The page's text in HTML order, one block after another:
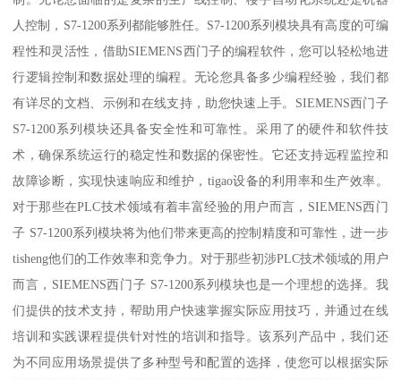
人控制，S7-1200系列都能够胜任。S7-1200系列模块具有高度的可编
程性和灵活性，借助SIEMENS西门子的编程软件，您可以轻松地进
行逻辑控制和数据处理的编程。无论您具备多少编程经验，我们都
有详尽的文档、示例和在线支持，助您快速上手。SIEMENS西门子
S7-1200系列模块还具备安全性和可靠性。采用了的硬件和软件技
术，确保系统运行的稳定性和数据的保密性。它还支持远程监控和
故障诊断，实现快速响应和维护，tigao设备的利用率和生产效率。
对于那些在PLC技术领域有着丰富经验的用户而言，SIEMENS西门
子 S7-1200系列模块将为他们带来更高的控制精度和可靠性，进一步
tisheng他们的工作效率和竞争力。对于那些初涉PLC技术领域的用户
而言，SIEMENS西门子 S7-1200系列模块也是一个理想的选择。我
们提供的技术支持，帮助用户快速掌握实际应用技巧，并通过在线
培训和实践课程提供针对性的培训和指导。该系列产品中，我们还
为不同应用场景提供了多种型号和配置的选择，使您可以根据实际